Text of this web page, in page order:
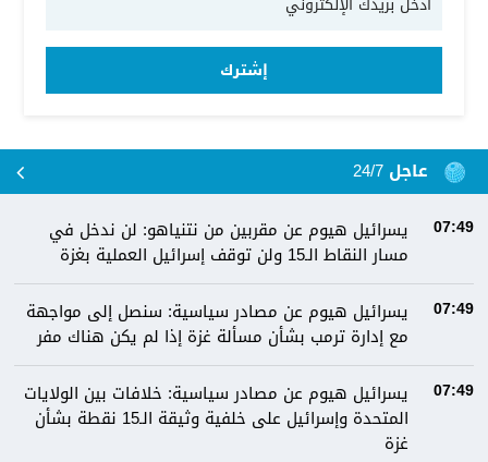
إشترك
عاجل 24/7
07:49
يسرائيل هيوم عن مقربين من نتنياهو: لن ندخل في
مسار النقاط الـ15 ولن توقف إسرائيل العملية بغزة
07:49
يسرائيل هيوم عن مصادر سياسية: سنصل إلى مواجهة
مع إدارة ترمب بشأن مسألة غزة إذا لم يكن هناك مفر
07:49
يسرائيل هيوم عن مصادر سياسية: خلافات بين الولايات
المتحدة وإسرائيل على خلفية وثيقة الـ15 نقطة بشأن
غزة